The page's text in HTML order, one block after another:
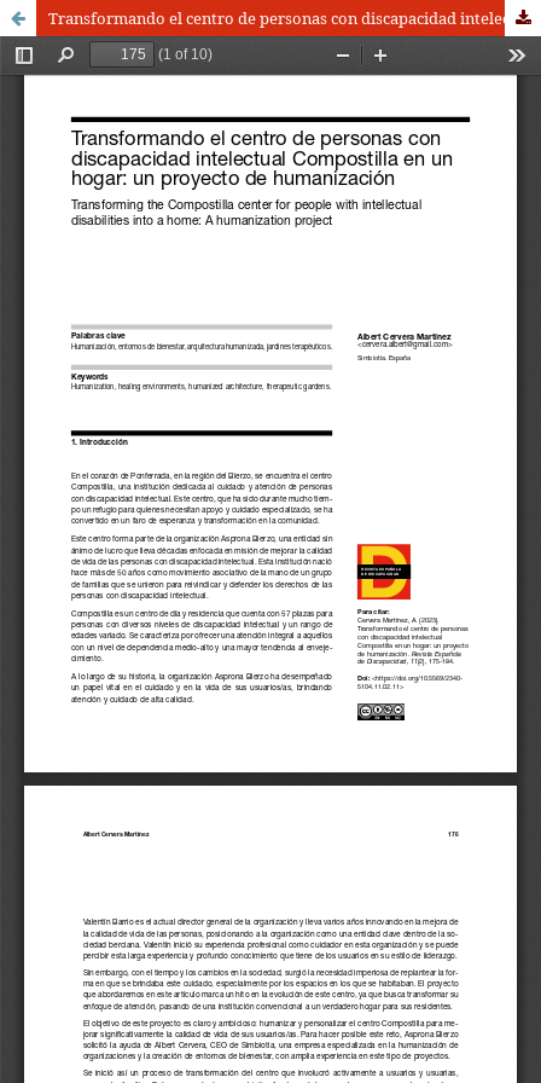
Transformando el centro de personas con discapacidad intelectual Compostilla en un hogar